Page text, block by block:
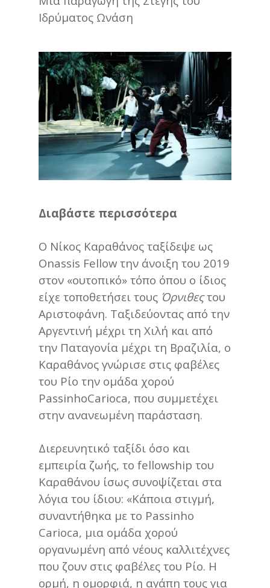
Ιδρύματος Ωνάση
Διαβάστε περισσότερα
O Νίκος Καραθάνος ταξίδεψε ως
Onassis Fellow την άνοιξη του 2019
στον «ουτοπικό» τόπο όπου ο ίδιος
είχε τοποθετήσει τους Όρνιθεςτου
Αριστοφάνη. Ταξιδεύοντας από την
Αργεντινή μέχρι τη Χιλή και από
την Παταγονία μέχρι τη Βραζιλία, ο
Καραθάνος γνώρισε στις φαβέλες
του Ρίο την ομάδα χορού
PassinhoCarioca, που συμμετέχει
στην ανανεωμένη παράσταση.
Διερευνητικό ταξίδι όσο και
εμπειρία ζωής, το fellowship του
Καραθάνου ίσως συνοψίζεται στα
λόγια του ίδιου: «Κάποια στιγμή,
συναντήθηκα με το Passinho
Carioca, μια ομάδα χορού
οργανωμένη από νέους καλλιτέχνες
που ζουν στις φαβέλες του Ρίο. Η
ορμή, η ομορφιά, η αγάπη τους για